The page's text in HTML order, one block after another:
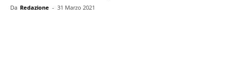
Da Redazione - 31 Marzo 2021